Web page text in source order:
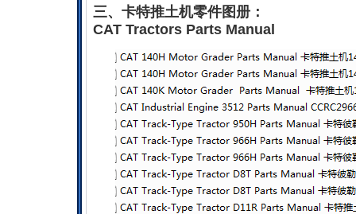
三、卡特推土机零件图册：
CAT Tractors Parts Manual